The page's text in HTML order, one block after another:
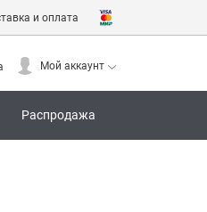
и оплата
Мой аккаунт
Распродажа
аккаунт